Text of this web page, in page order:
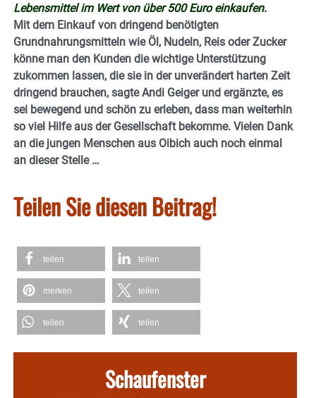
Lebensmittel im Wert von über 500 Euro einkaufen.
Mit dem Einkauf von dringend benötigten
Grundnahrungsmitteln wie Öl, Nudeln, Reis oder Zucker
könne man den Kunden die wichtige Unterstützung
zukommen lassen, die sie in der unverändert harten Zeit
dringend brauchen, sagte Andi Geiger und ergänzte, es
sei bewegend und schön zu erleben, dass man weiterhin
so viel Hilfe aus der Gesellschaft bekomme. Vielen Dank
an die jungen Menschen aus Oibich auch noch einmal
an dieser Stelle …
Teilen Sie diesen Beitrag!
teilen teilen
merken teilen
teilen teilen
Schaufenster